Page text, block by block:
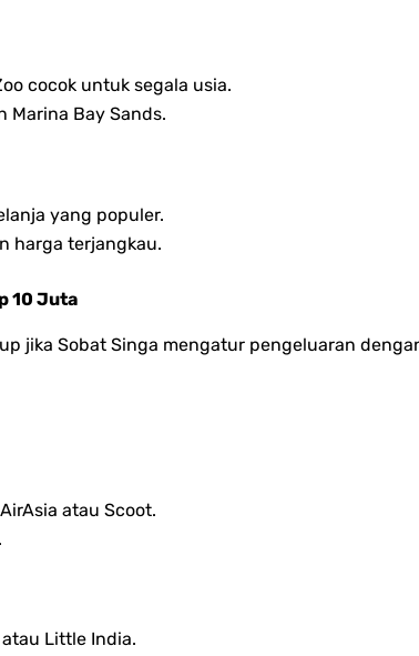
cocok untuk segala usia.
Marina Bay Sands.
yang populer.
harga terjangkau.
10 Juta
jika Sobat Singa mengatur pengeluaran
atau Scoot.
Little India.